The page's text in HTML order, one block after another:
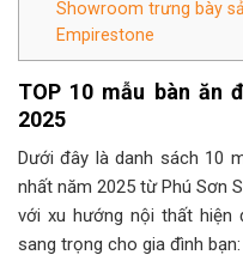
Showroom trưng bày
Empirestone
TOP 10 mẫu bàn ăn
2025
Dưới đây là danh sách 10
nhất năm 2025 từ Phú Sơn
với xu hướng nội thất hiện
sang trọng cho gia đình bạn: